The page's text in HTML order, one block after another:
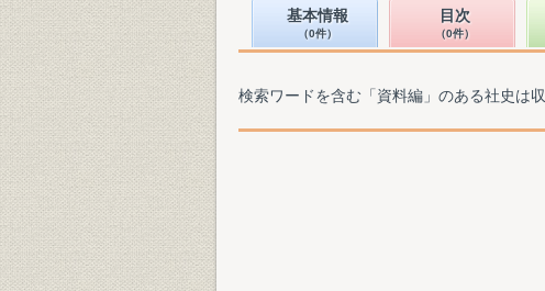
基本情報
（0件）
目次
（0件）
検索ワードを含む「資料編」のある社史は